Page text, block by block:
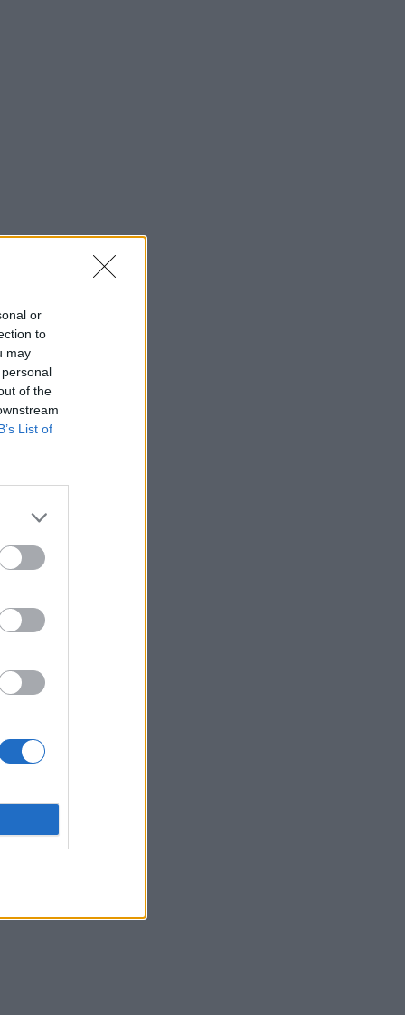
or
to
may
of the
List of